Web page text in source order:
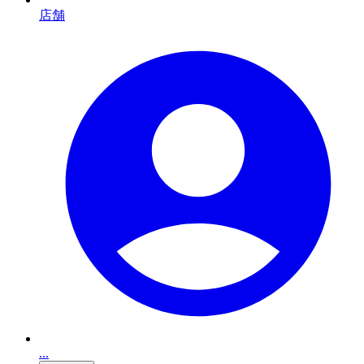
店舗
...